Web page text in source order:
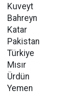
Kuveyt
Bahreyn
Katar
Pakistan
Türkiye
Mısır
Ürdün
Yemen